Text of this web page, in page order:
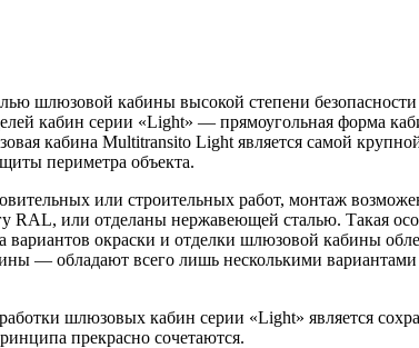
шлюзовой кабины высокой степени
кабин серии «Light» — прямоугольная форма
кабина Multitransito Light является самой
периметра объекта.
или строительных работ, монтаж
или отделаны нержавеющей сталью. Такая
окраски и отделки шлюзовой кабины
— обладают всего лишь несколькими
шлюзовых кабин серии «Light» является
прекрасно сочетаются.